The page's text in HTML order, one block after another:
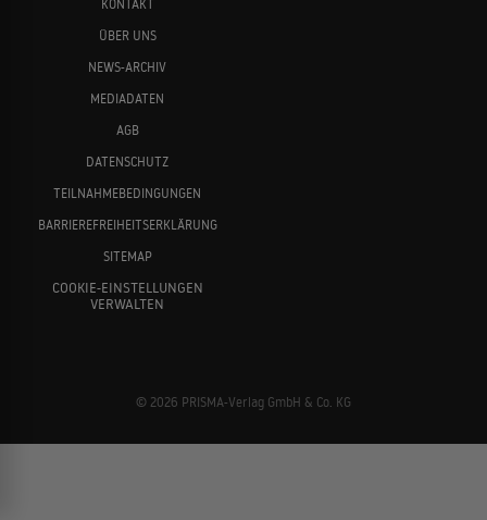
KONTAKT
ÜBER UNS
NEWS-ARCHIV
MEDIADATEN
AGB
DATENSCHUTZ
TEILNAHMEBEDINGUNGEN
BARRIEREFREIHEITSERKLÄRUNG
SITEMAP
COOKIE-EINSTELLUNGEN
VERWALTEN
© 2026 PRISMA-Verlag GmbH & Co. KG